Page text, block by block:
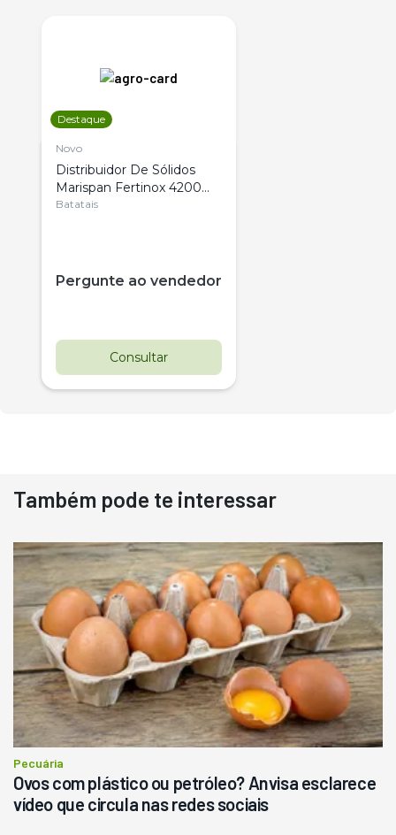
Destaque
Novo
Distribuidor De Sólidos
Marispan Fertinox 4200
Citrus
Batatais
Pergunte ao vendedor
Consultar
Destaque
Usado
Pá Carregadeira Cat 966
Ano 1987
Londrina
R$ 145.000
Consultar
Também pode te interessar
Pecuária
Ovos com plástico ou petróleo? Anvisa esclarece
vídeo que circula nas redes sociais